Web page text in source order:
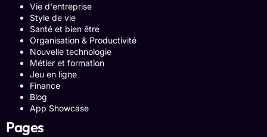
Vie d'entreprise
Style de vie
Santé et bien être
Organisation & Productivité
Nouvelle technologie
Métier et formation
Jeu en ligne
Finance
Blog
App Showcase
Pages